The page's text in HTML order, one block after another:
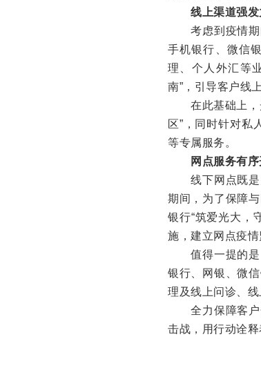
线上渠道强
考虑到疫情期
手机银行、微信
理、个人外汇等
南”，引导客户线
在此基础上，光
区”，同时针对私
等专属服务。
网点服务有
线下网点既是
期间，为了保障
银行“筑爱光大，
施，建立网点疫
值得一提的是
银行、网银、微
理及线上问诊、线
全力保障客户
击战，用行动诠释